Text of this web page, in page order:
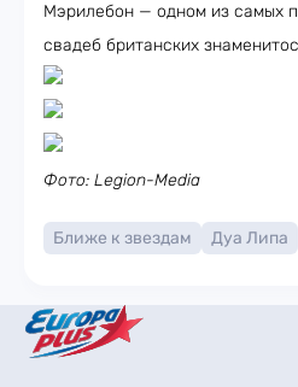
Мэрилебон — одном из самых
свадеб британских
Фото: Legion-Media
Ближе к звездам Дуа Липа